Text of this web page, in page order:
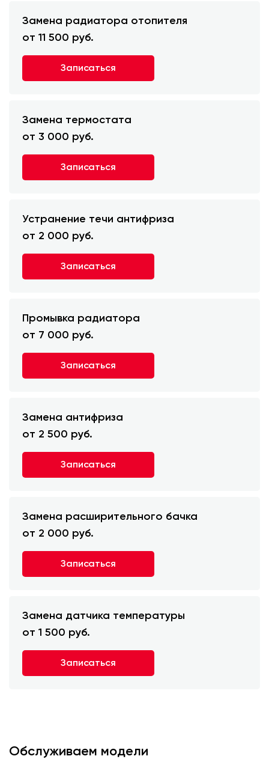
Замена радиатора отопителя
от 11 500 руб.
Записаться
Замена термостата
от 3 000 руб.
Записаться
Устранение течи антифриза
от 2 000 руб.
Записаться
Промывка радиатора
от 7 000 руб.
Записаться
Замена антифриза
от 2 500 руб.
Записаться
Замена расширительного бачка
от 2 000 руб.
Записаться
Замена датчика температуры
от 1 500 руб.
Записаться
Обслуживаем модели